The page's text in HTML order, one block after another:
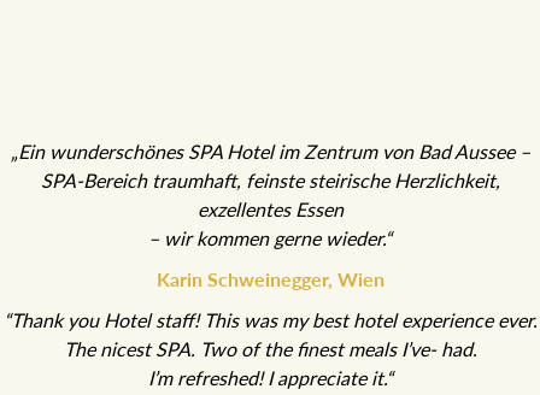
„Ein wunderschönes SPA Hotel im Zentrum von Bad Aussee –
SPA-Bereich traumhaft, feinste steirische Herzlichkeit,
exzellentes Essen
“Thank you Hotel staff! This was my best hotel experience ever.
The nicest SPA. Two of the finest meals I’ve- had.